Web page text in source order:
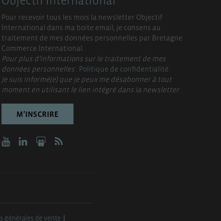
Pour recevoir tous les mois la newsletter Objectif
International dans ma boite email, je consens au
traitement de mes données personnelles par Bretagne
Commerce International.
Pour plus d’informations sur le traitement de mes
données personnelles :Politique de confidentialité
Je suis informé(e) que je peux me désabonner à tout
moment en utilisant le lien intégré dans la newsletter.
M’INSCRIRE
générales de vente